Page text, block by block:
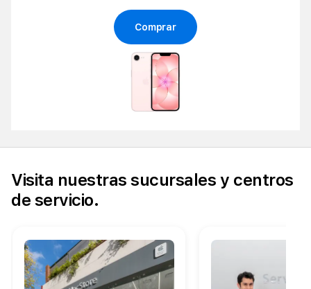
Comprar
Visita nuestras sucursales y centros
de servicio.